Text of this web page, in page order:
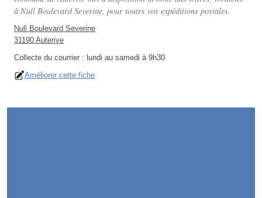
à Null Boulevard Severine, pour toutes vos expéditions postales.
Null Boulevard Severine
31190 Auterive
Collecte du courrier : lundi au samedi à 9h30
Améliorer cette fiche